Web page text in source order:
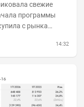
свежие
программы
с рынка
14:32